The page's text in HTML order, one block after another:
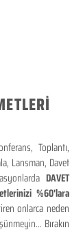
Toplantı,
Lansman, Davet
DAVET
%60'lara
onlarca neden
Bırakın